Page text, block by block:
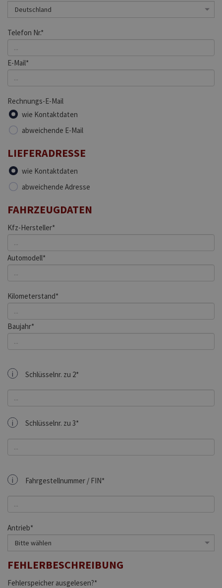
Telefon Nr.*
E-Mail*
Rechnungs-E-Mail
wie Kontaktdaten
abweichende E-Mail
LIEFERADRESSE
wie Kontaktdaten
abweichende Adresse
FAHRZEUGDATEN
Kfz-Hersteller*
Automodell*
Kilometerstand*
Baujahr*
i Schlüsselnr. zu 2*
i Schlüsselnr. zu 3*
i Fahrgestellnummer / FIN*
Antrieb*
FEHLERBESCHREIBUNG
Fehlerspeicher ausgelesen?*